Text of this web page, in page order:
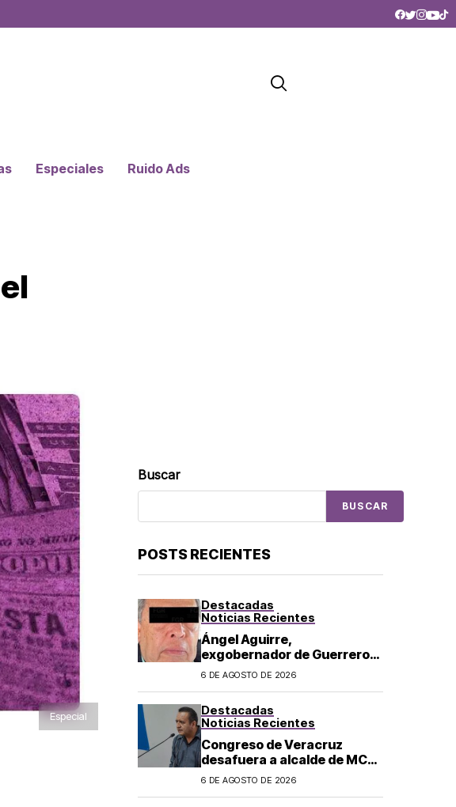
Especiales Ruido Ads
Especial
Buscar
BUSCAR
POSTS RECIENTES
Destacadas
Noticias Recientes
Ángel Aguirre,
exgobernador de Guerrero,
es detenido por caso
los 43 normalistas
6 DE AGOSTO DE 2026
Destacadas
Noticias Recientes
Congreso de Veracruz
desafuera a alcalde de MC
investigado por el asesinato
6 DE AGOSTO DE 2026